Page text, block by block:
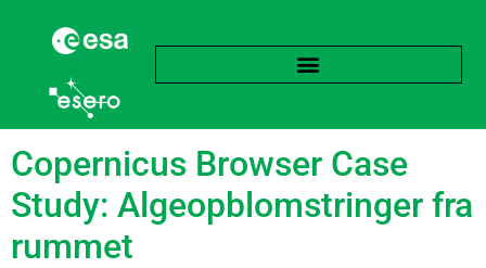
Tag:Vandkvalitet
Copernicus Browser Case
Study: Algeopblomstringer fra
rummet